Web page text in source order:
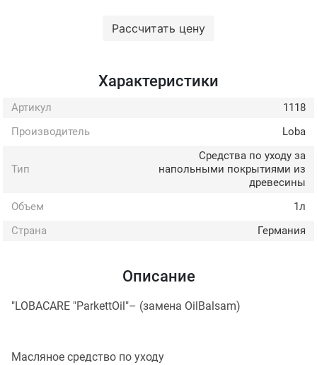
Рассчитать цену
Характеристики
Артикул
1118
Производитель
Loba
Тип
Средства по уходу за
напольными покрытиями из
древесины
Объем
1л
Страна
Германия
Описание
"LOBACARE "ParkettOil"– (замена OilBalsam)
Масляное средство по уходу